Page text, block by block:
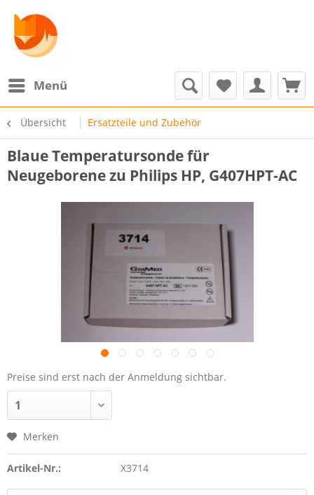
Menü
Übersicht Ersatzteile und Zubehör
Blaue Temperatursonde für
Neugeborene zu Philips HP, G407HPT-AC
Preise sind erst nach der Anmeldung sichtbar.
Merken
Artikel-Nr.: X3714